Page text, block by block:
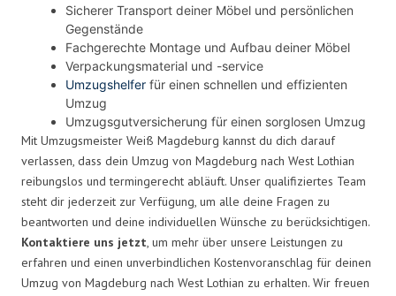
Sicherer Transport deiner Möbel und persönlichen
Gegenstände
Fachgerechte Montage und Aufbau deiner Möbel
Verpackungsmaterial und -service
Umzugshelfer für einen schnellen und effizienten
Umzug
Umzugsgutversicherung für einen sorglosen Umzug
Mit Umzugsmeister Weiß Magdeburg kannst du dich darauf
verlassen, dass dein Umzug von Magdeburg nach West Lothian
reibungslos und termingerecht abläuft. Unser qualifiziertes Team
steht dir jederzeit zur Verfügung, um alle deine Fragen zu
beantworten und deine individuellen Wünsche zu berücksichtigen.
Kontaktiere uns jetzt, um mehr über unsere Leistungen zu
erfahren und einen unverbindlichen Kostenvoranschlag für deinen
Umzug von Magdeburg nach West Lothian zu erhalten. Wir freuen